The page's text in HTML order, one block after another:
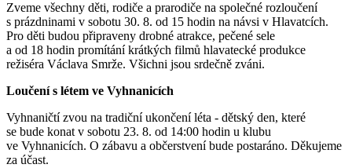
Zveme všechny děti, rodiče a prarodiče na společné rozloučení
s prázdninami v sobotu 30. 8. od 15 hodin na návsi v Hlavatcích.
Pro děti budou připraveny drobné atrakce, pečené sele
a od 18 hodin promítání krátkých filmů hlavatecké produkce
režiséra Václava Smrže. Všichni jsou srdečně zváni.
Loučení s létem ve Vyhnanicích
Vyhnaničtí zvou na tradiční ukončení léta - dětský den, které
se bude konat v sobotu 23. 8. od 14:00 hodin u klubu
ve Vyhnanicích. O zábavu a občerstvení bude postaráno. Děkujeme
za účast.